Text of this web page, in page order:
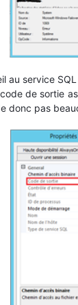
au service
de sortie
donc pas